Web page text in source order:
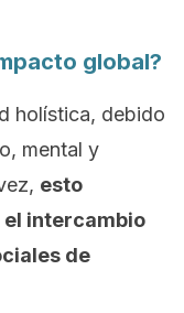
global?
holística, debido
mental y
esto
el intercambio
de